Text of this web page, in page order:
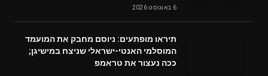
6 באוגוסט 2026
תיראו מופתעים: ניוסם מחבק את המועמד
המוסלמי האנטי-ישראלי שניצח במישיגן;
ככה נעצור את טראמפ